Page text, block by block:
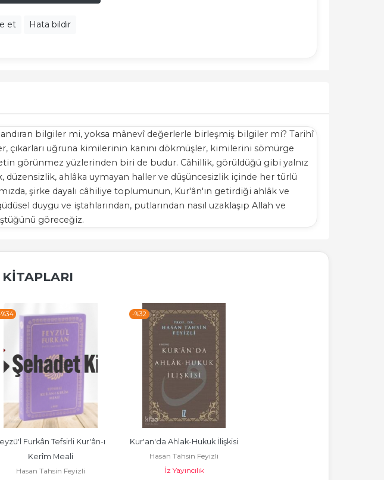
et Hata bildir
bilgiler mi, yoksa mânevî değerlerle birleşmiş bilgiler mi? Tarihî
uğruna kimilerinin kanını dökmüşler, kimilerini sömürge
görünmez yüzlerinden biri de budur. Câhillik, görüldüğü gibi yalnız
ahlâka uymayan haller ve düşüncesizlik içinde her türlü
şirke dayalı câhiliye toplumunun, Kur'ân'ın getirdiği ahlâk ve
duygu ve iştahlarından, putlarından nasıl uzaklaşıp Allah ve
göreceğiz.
34
Furkân Tefsirli Kur'ân-ı
Kerîm Meali
Hasan Tahsin Feyizli
-%32
Kur'an'da Ahlak-Hukuk İlişkisi
Hasan Tahsin Feyizli
İz Yayıncılık